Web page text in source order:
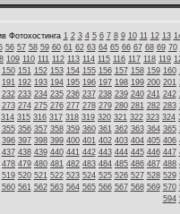
Фотохостинга 1 2 3 4 5 6 7 8 9 10 11 12 13
56 57 58 59 60 61 62 63 64 65 66 67 68 69 70
109 110 111 112 113 114 115 116 117 118 119
150 151 152 153 154 155 156 157 158 159 160
191 192 193 194 195 196 197 198 199 200 201
232 233 234 235 236 237 238 239 240 241 242
273 274 275 276 277 278 279 280 281 282 283
314 315 316 317 318 319 320 321 322 323 324
355 356 357 358 359 360 361 362 363 364 365
396 397 398 399 400 401 402 403 404 405 406
437 438 439 440 441 442 443 444 445 446 447
478 479 480 481 482 483 484 485 486 487 488
519 520 521 522 523 524 525 526 527 528 529
560 561 562 563 564 565 566 567 568 569 570
594